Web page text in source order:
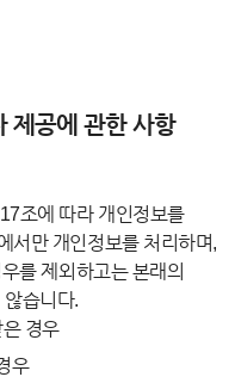
제공에 관한 사항
조에 따라 개인정보를
서만 개인정보를 처리하며,
를 제외하고는 본래의
습니다.
경우
우